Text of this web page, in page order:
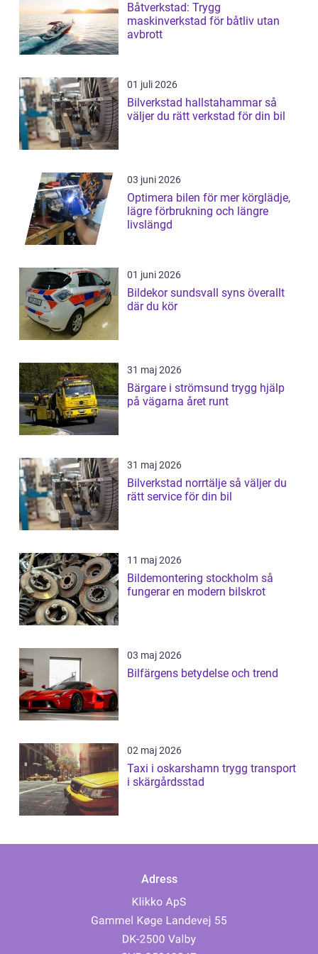
Båtverkstad: Trygg
maskinverkstad för båtliv utan
avbrott
01 juli 2026
Bilverkstad hallstahammar så
väljer du rätt verkstad för din bil
03 juni 2026
Optimera bilen för mer körglädje,
lägre förbrukning och längre
livslängd
01 juni 2026
Bildekor sundsvall syns överallt
där du kör
31 maj 2026
Bärgare i strömsund trygg hjälp
på vägarna året runt
31 maj 2026
Bilverkstad norrtälje så väljer du
rätt service för din bil
11 maj 2026
Bildemontering stockholm så
fungerar en modern bilskrot
03 maj 2026
Bilfärgens betydelse och trend
02 maj 2026
Taxi i oskarshamn trygg transport
i skärgårdsstad
Adress